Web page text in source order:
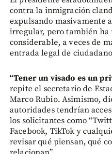
contra la inmigración
expulsando masivamente
irregular, pero también
considerable, a veces de
entrada legal de
“Tener un visado es un
repite el secretario de
Marco Rubio. Asimismo,
autoridades tendrían
los solicitantes como
Facebook, TikTok y
revisar qué piensan, qué